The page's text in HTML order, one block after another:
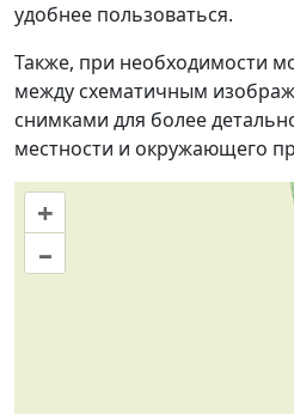
удобнее пользоваться.
Также, при необходимости
между схематичным
снимками для более
местности и окружающего
+
–